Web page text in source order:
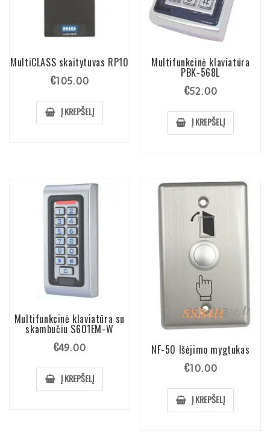
MultiCLASS skaitytuvas RP10
€105.00
Į KREPŠELĮ
Multifunkcinė klaviatūra
PBK-568L
€52.00
Į KREPŠELĮ
Multifunkcinė klaviatūra su
skambučiu S601EM-W
€49.00
Į KREPŠELĮ
NF-50 Išėjimo mygtukas
€10.00
Į KREPŠELĮ